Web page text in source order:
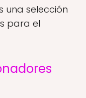
una selección
para el